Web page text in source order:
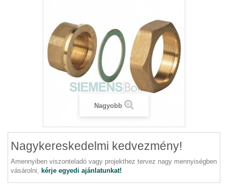
Nagyobb
Nagykereskedelmi kedvezmény!
Amennyiben viszonteladó vagy projekthez tervez nagy mennyiségben
vásárolni, kérje egyedi ajánlatunkat!